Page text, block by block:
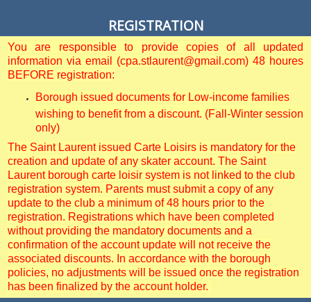
REGISTRATION
You are responsible to provide copies of all updated
information via email (cpa.stlaurent@gmail.com) 48 houres
BEFORE registration:
Borough issued documents for Low-income families
wishing to benefit from a discount. (Fall-Winter session
only)
The Saint Laurent issued Carte Loisirs is mandatory for the
creation and update of any skater account. The Saint
Laurent borough carte loisir system is not linked to the club
registration system. Parents must submit a copy of any
update to the club a minimum of 48 hours prior to the
registration. Registrations which have been completed
without providing the mandatory documents and a
confirmation of the account update will not receive the
associated discounts. In accordance with the borough
policies, no adjustments will be issued once the registration
has been finalized by the account holder.